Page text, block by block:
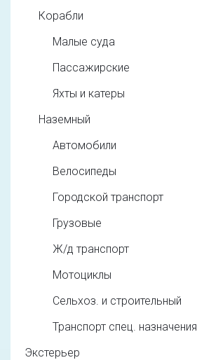
Корабли
Малые суда
Пассажирские
Яхты и катеры
Наземный
Автомобили
Велосипеды
Городской транспорт
Грузовые
Ж/д транспорт
Мотоциклы
Сельхоз. и строительный
Транспорт спец. назначения
Экстерьер